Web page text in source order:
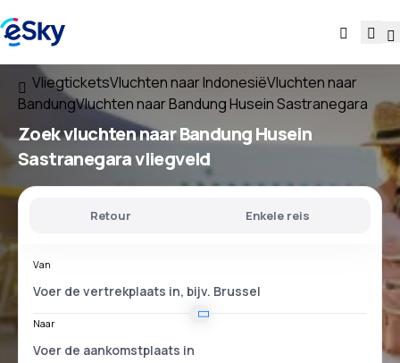
VliegticketsVluchten naar IndonesiëVluchten naar
BandungVluchten naar Bandung Husein Sastranegara
Zoek vluchtennaarBandung Husein
Sastranegaravliegveld
Retour Enkele reis
Van
Naar